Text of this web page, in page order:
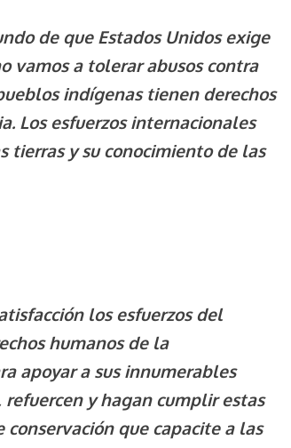
de que Estados Unidos exige
vamos a tolerar abusos contra
indígenas tienen derechos
Los esfuerzos internacionales
tierras y su conocimiento de las
los esfuerzos del
humanos de la
apoyar a sus innumerables
y hagan cumplir estas
que capacite a las